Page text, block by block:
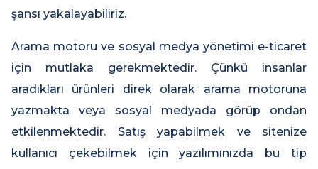
şansı yakalayabiliriz.
Arama motoru ve sosyal medya yönetimi e-ticaret
için mutlaka gerekmektedir. Çünkü insanlar
aradıkları ürünleri direk olarak arama motoruna
yazmakta veya sosyal medyada görüp ondan
etkilenmektedir. Satış yapabilmek ve sitenize
kullanıcı çekebilmek için yazılımınızda bu tip